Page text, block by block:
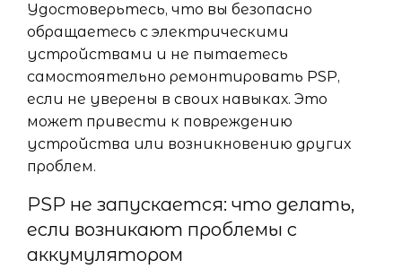
Удостоверьтесь, что вы безопасно
обращаетесь с электрическими
устройствами и не пытаетесь
самостоятельно ремонтировать PSP,
если не уверены в своих навыках. Это
может привести к повреждению
устройства или возникновению других
проблем.
PSP не запускается: что делать,
если возникают проблемы с
аккумулятором